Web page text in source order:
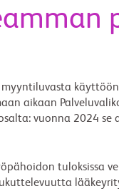
aikaan
vuonna 2024 se
tuloksissa